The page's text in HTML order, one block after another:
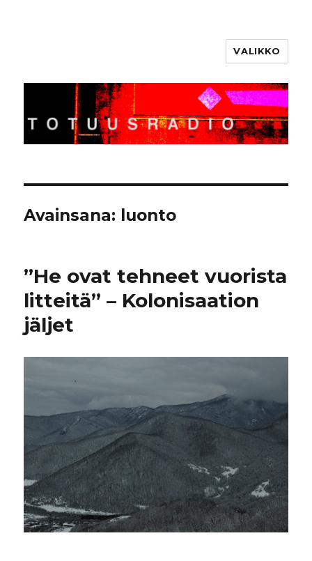
VALIKKO
Avainsana: luonto
”He ovat tehneet vuorista
litteitä” – Kolonisaation
jäljet